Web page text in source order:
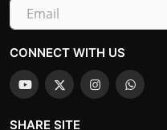
CONNECT WITH US
SHARE SITE